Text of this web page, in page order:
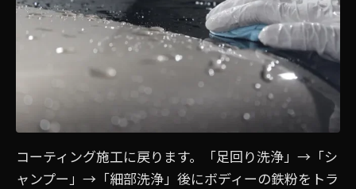
コーティング施工に戻ります。「足回り洗浄」→「シ
ャンプー」→「細部洗浄」後にボディーの鉄粉をトラ